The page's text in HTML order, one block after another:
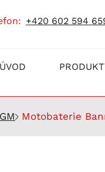
+420 602 594
ÚVOD
Motobaterie